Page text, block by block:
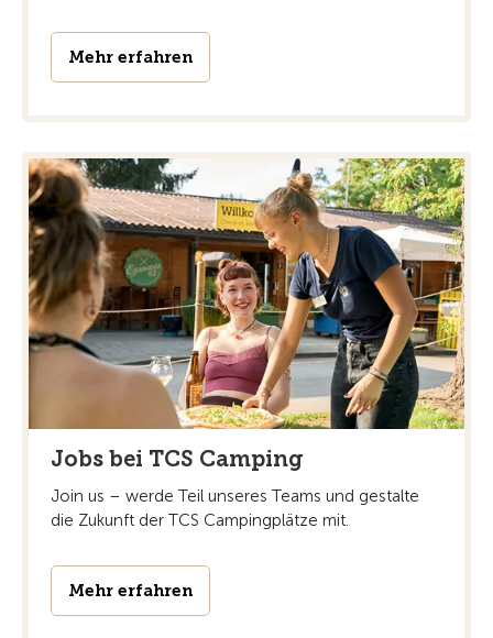
Mehr erfahren
Jobs bei TCS Camping
Join us – werde Teil unseres Teams und gestalte
die Zukunft der TCS Campingplätze mit.
Mehr erfahren